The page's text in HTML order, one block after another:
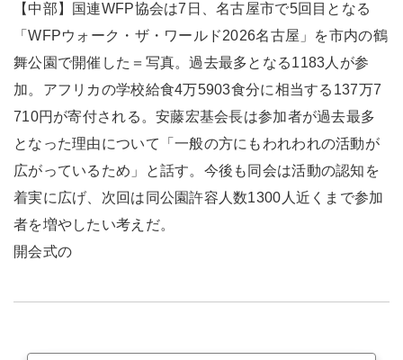
【中部】国連WFP協会は7日、名古屋市で5回目となる
「WFPウォーク・ザ・ワールド2026名古屋」を市内の鶴
舞公園で開催した＝写真。過去最多となる1183人が参
加。アフリカの学校給食4万5903食分に相当する137万7
710円が寄付される。安藤宏基会長は参加者が過去最多
となった理由について「一般の方にもわれわれの活動が
広がっているため」と話す。今後も同会は活動の認知を
着実に広げ、次回は同公園許容人数1300人近くまで参加
者を増やしたい考えだ。
開会式の